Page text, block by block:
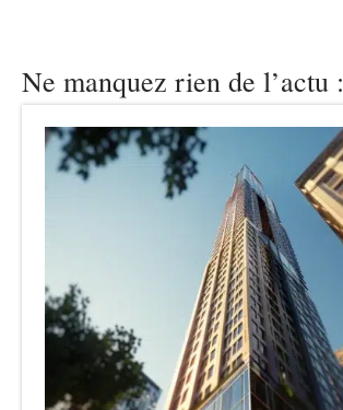
Ne manquez rien de l’actu :